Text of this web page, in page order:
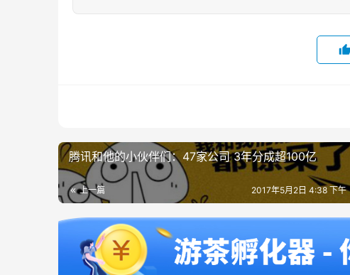
腾讯和他的小伙伴们：47家公司 3年分成超100亿
上一篇 2017年5月2日 4:38 下午